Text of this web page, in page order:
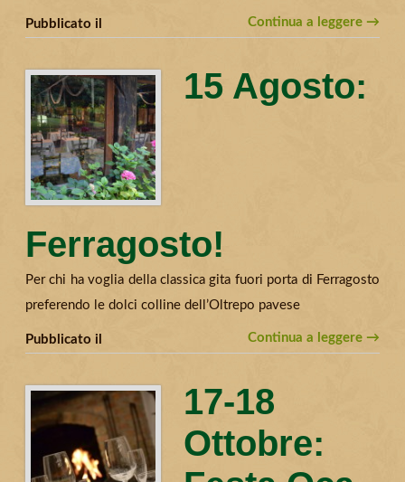
Pubblicato il Continua a leggere →
15 Agosto:
Ferragosto!
Per chi ha voglia della classica gita fuori porta di Ferragosto
preferendo le dolci colline dell’Oltrepo pavese
Pubblicato il Continua a leggere →
17-18
Ottobre: